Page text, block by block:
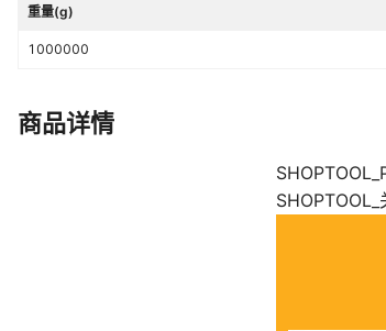
重量(g)
1000000
商品详情